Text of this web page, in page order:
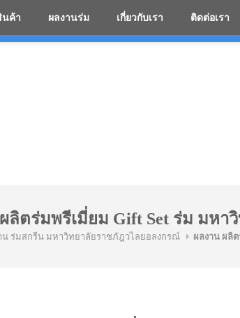
นค้า ผลงานร่ม เกี่ยวกับเรา ติดต่อเรา
ลิตร่มพรีเมี่ยม Gift Set ร่ม มห
น ร่มสกรีน มหาวิทยาลัยราชภัฎวไลยอลงกรณ์ ผลงาน ผลิ
โรงงานร่มสกรีนโลโก้ ร่มพรีเมี่